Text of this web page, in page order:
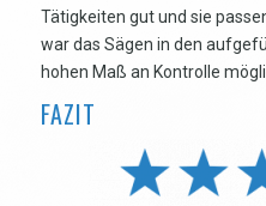
Tätigkeiten gut und sie
war das Sägen in den
hohen Maß an Kontrolle
FAZIT